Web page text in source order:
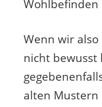
Wenn wir
nicht
alten Mustern